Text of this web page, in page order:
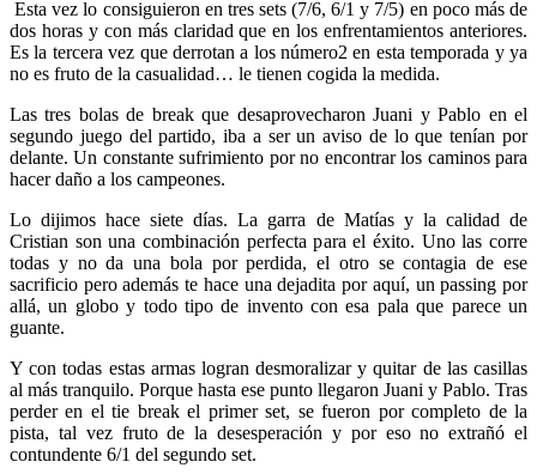
Esta vez lo consiguieron en tres sets (7/6, 6/1 y 7/5) en poco más de
dos horas y con más claridad que en los enfrentamientos anteriores.
Es la tercera vez que derrotan a los número2 en esta temporada y ya
no es fruto de la casualidad… le tienen cogida la medida.
Las tres bolas de break que desaprovecharon Juani y Pablo en el
segundo juego del partido, iba a ser un aviso de lo que tenían por
delante. Un constante sufrimiento por no encontrar los caminos para
hacer daño a los campeones.
Lo dijimos hace siete días. La garra de Matías y la calidad de
Cristian son una combinación perfecta para el éxito. Uno las corre
todas y no da una bola por perdida, el otro se contagia de ese
sacrificio pero además te hace una dejadita por aquí, un passing por
allá, un globo y todo tipo de invento con esa pala que parece un
guante.
Y con todas estas armas logran desmoralizar y quitar de las casillas
al más tranquilo. Porque hasta ese punto llegaron Juani y Pablo. Tras
perder en el tie break el primer set, se fueron por completo de la
pista, tal vez fruto de la desesperación y por eso no extrañó el
contundente 6/1 del segundo set.